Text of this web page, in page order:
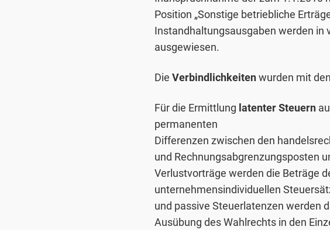
Position „Sonstige betriebliche
Instandhaltungsausgaben werden
ausgewiesen.
DieVerbindlichkeitenwurden mit
Für die Ermittlung latenter Steuern
permanenten
Differenzen zwischen den
und Rechnungsabgrenzungsposten
Verlustvorträge werden die Beträge
unternehmensindividuellen
und passive Steuerlatenzen werden
Ausübung des Wahlrechts in den